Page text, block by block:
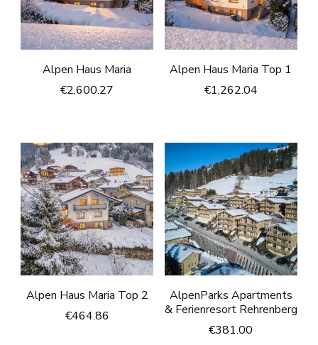
Alpen Haus Maria
€2,600.27
Alpen Haus Maria Top 1
€1,262.04
Alpen Haus Maria Top 2
€464.86
AlpenParks Apartments
& Ferienresort Rehrenberg
€381.00